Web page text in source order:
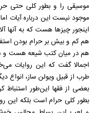
موسيقی را و بطور كلی حتی
موجود نيست اين درباره آيات
اينجور چيزها هست كه به آنها
هم كم و بيش بر حرام بودن
هم در ميان كتب شيعه هست و
اجمالا گفت كه اين روايات
طرب از قبيل ويولن ساز، انواع
بعضی از فقها اين‌طور استنباط
بطور كلی حرام است بلكه اين